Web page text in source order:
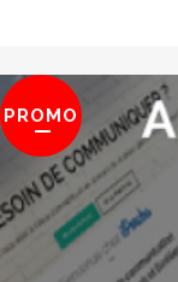
PROMO